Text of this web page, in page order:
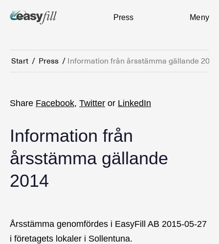
Press Meny
Start / Press / Information från årsstämma gällande 2014
Share Facebook, Twitter or LinkedIn
Information från
årsstämma gällande
2014
Årsstämma genomfördes i EasyFill AB 2015-05-27
i företagets lokaler i Sollentuna.